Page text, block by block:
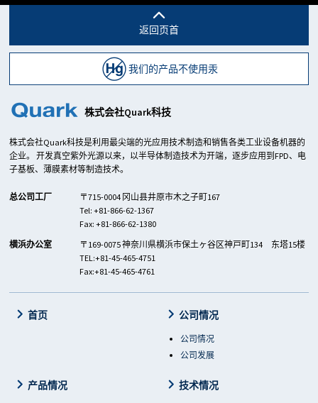
返回页首
我们的产品不使用汞
株式会社Quark科技
株式会社Quark科技是利用最尖端的光应用技术制造和销售各类工业设备机器的
企业。 开发真空紫外光源以来，以半导体制造技术为开端，逐步应用到FPD、电
子基板、薄膜素材等制造技术。
总公司工厂
〒715-0004 冈山县井原市木之子町167
Tel: +81-866-62-1367
Fax: +81-866-62-1380
横浜办公室
〒169-0075 神奈川県横浜市保土ヶ谷区神戸町134 东塔15楼
TEL:+81-45-465-4751
Fax:+81-45-465-4761
首页 公司情况
公司情况
公司发展
产品情况 技术情况